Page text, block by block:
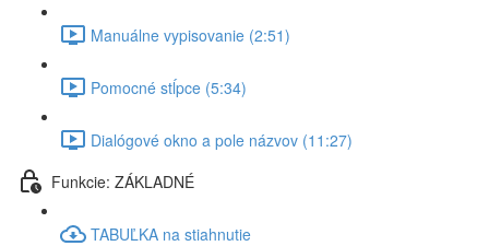
Manuálne vypisovanie (2:51)
Pomocné stĺpce (5:34)
Dialógové okno a pole názvov (11:27)
Funkcie: ZÁKLADNÉ
TABUĽKA na stiahnutie